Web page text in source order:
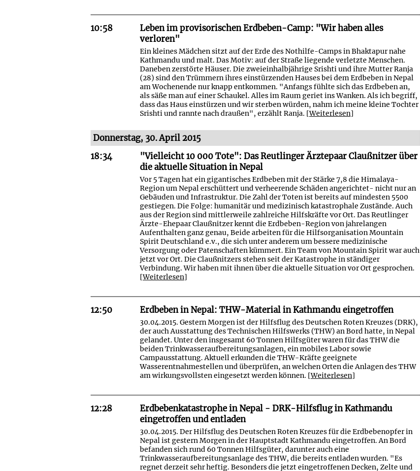
10:58
Leben im provisorischen Erdbeben-Camp: "Wir haben alles
verloren"
Ein kleines Mädchen sitzt auf der Erde des Nothilfe-Camps in Bhaktapur nahe
Kathmandu und malt. Das Motiv: auf der Straße liegende verletzte Menschen.
Daneben zerstörte Häuser. Die zweieinhalbjährige Srishti und ihre Mutter Ranja
(28) sind den Trümmern ihres einstürzenden Hauses bei dem Erdbeben in Nepal
am Wochenende nur knapp entkommen. "Anfangs fühlte sich das Erdbeben an,
als säße man auf einer Schaukel. Alles im Raum geriet ins Wanken. Als ich begriff,
dass das Haus einstürzen und wir sterben würden, nahm ich meine kleine Tochter
Srishti und rannte nach draußen", erzählt Ranja. [Weiterlesen]
Donnerstag, 30. April 2015
18:34
"Vielleicht 10 000 Tote": Das Reutlinger Ärztepaar Claußnitzer über
die aktuelle Situation in Nepal
Vor 5 Tagen hat ein gigantisches Erdbeben mit der Stärke 7,8 die Himalaya-
Region um Nepal erschüttert und verheerende Schäden angerichtet- nicht nur an
Gebäuden und Infrastruktur. Die Zahl der Toten ist bereits auf mindesten 5500
gestiegen. Die Folge: humanitär und medizinisch katastrophale Zustände. Auch
aus der Region sind mittlerweile zahlreiche Hilfskräfte vor Ort. Das Reutlinger
Ärzte-Ehepaar Claußnitzer kennt die Erdbeben-Region von jahrelangen
Aufenthalten ganz genau, Beide arbeiten für die Hilfsorganisation Mountain
Spirit Deutschland e.v., die sich unter anderem um bessere medizinische
Versorgung oder Patenschaften kümmert. Ein Team von Mountain Spirit war auch
jetzt vor Ort. Die Claußnitzers stehen seit der Katastrophe in ständiger
Verbindung. Wir haben mit ihnen über die aktuelle Situation vor Ort gesprochen.
[Weiterlesen]
12:50 Erdbeben in Nepal: THW-Material in Kathmandu eingetroffen
30.04.2015. Gestern Morgen ist der Hilfsflug des Deutschen Roten Kreuzes (DRK),
der auch Ausstattung des Technischen Hilfswerks (THW) an Bord hatte, in Nepal
gelandet. Unter den insgesamt 60 Tonnen Hilfsgüter waren für das THW die
beiden Trinkwasseraufbereitungsanlagen, ein mobiles Labor sowie
Campausstattung. Aktuell erkunden die THW-Kräfte geeignete
Wasserentnahmestellen und überprüfen, an welchen Orten die Anlagen des THW
am wirkungsvollsten eingesetzt werden können. [Weiterlesen]
12:28
Erdbebenkatastrophe in Nepal - DRK-Hilfsflug in Kathmandu
eingetroffen und entladen
30.04.2015. Der Hilfsflug des Deutschen Roten Kreuzes für die Erdbebenopfer in
Nepal ist gestern Morgen in der Hauptstadt Kathmandu eingetroffen. An Bord
befanden sich rund 60 Tonnen Hilfsgüter, darunter auch eine
Trinkwasseraufbereitungsanlage des THW, die bereits entladen wurden. "Es
regnet derzeit sehr heftig. Besonders die jetzt eingetroffenen Decken, Zelte und